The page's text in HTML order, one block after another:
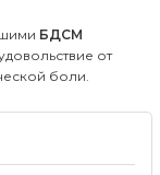
БДСМ
от
боли.